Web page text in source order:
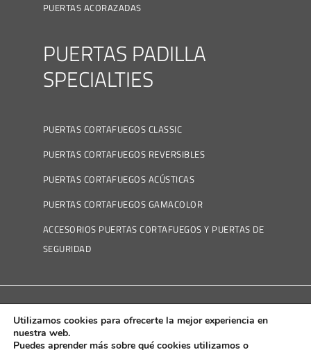
PUERTAS ACORAZADAS
PUERTAS PADILLA
SPECIALTIES
PUERTAS CORTAFUEGOS CLASSIC
PUERTAS CORTAFUEGOS REVERSIBLES
PUERTAS CORTAFUEGOS ACÚSTICAS
PUERTAS CORTAFUEGOS GAMACOLOR
ACCESORIOS PUERTAS CORTAFUEGOS Y PUERTAS DE
SEGURIDAD
Política de Cookies|Política de Privacidad|Aviso
Legal|Canal Ético
Utilizamos cookies para ofrecerte la mejor experiencia en
nuestra web.
Puedes aprender más sobre qué cookies utilizamos o